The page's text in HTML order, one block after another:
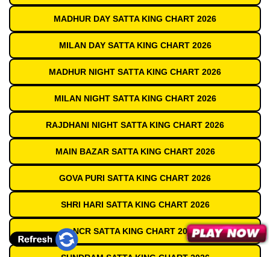
MADHUR DAY SATTA KING CHART 2026
MILAN DAY SATTA KING CHART 2026
MADHUR NIGHT SATTA KING CHART 2026
MILAN NIGHT SATTA KING CHART 2026
RAJDHANI NIGHT SATTA KING CHART 2026
MAIN BAZAR SATTA KING CHART 2026
GOVA PURI SATTA KING CHART 2026
SHRI HARI SATTA KING CHART 2026
NCR SATTA KING CHART 2026